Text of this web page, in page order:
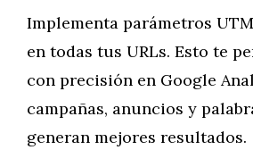
Implementa parámetros
en todas tus URLs. Esto te
con precisión en Google
campañas, anuncios y
generan mejores resultados.